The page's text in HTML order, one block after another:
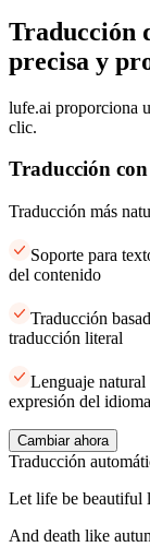
Traducción
precisa y
lufe.ai proporciona
clic.
Traducción
Traducción más
Soporte para
del contenido
Traducción
traducción literal
Lenguaje
expresión del
Cambiar ahora
Traducción
Let life be beautiful
And death like